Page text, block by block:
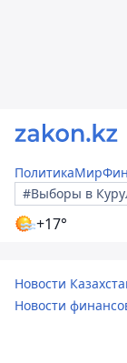
ПолитикаМир
#Выборы в
+17°
Новости
Новости